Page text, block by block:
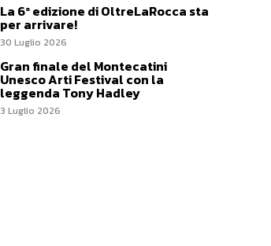
La 6ª edizione di OltreLaRocca sta
per arrivare!
30 Luglio 2026
Gran finale del Montecatini
Unesco Arti Festival con la
leggenda Tony Hadley
3 Luglio 2026